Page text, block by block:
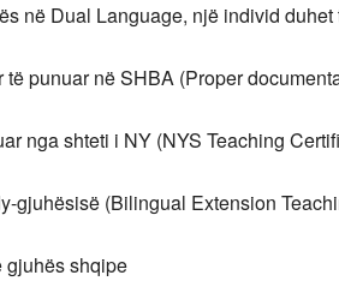
në Dual Language, një individ
punuar në SHBA (Proper
nga shteti i NY (NYS Teaching
gjuhësisë (Bilingual Extension
gjuhës shqipe